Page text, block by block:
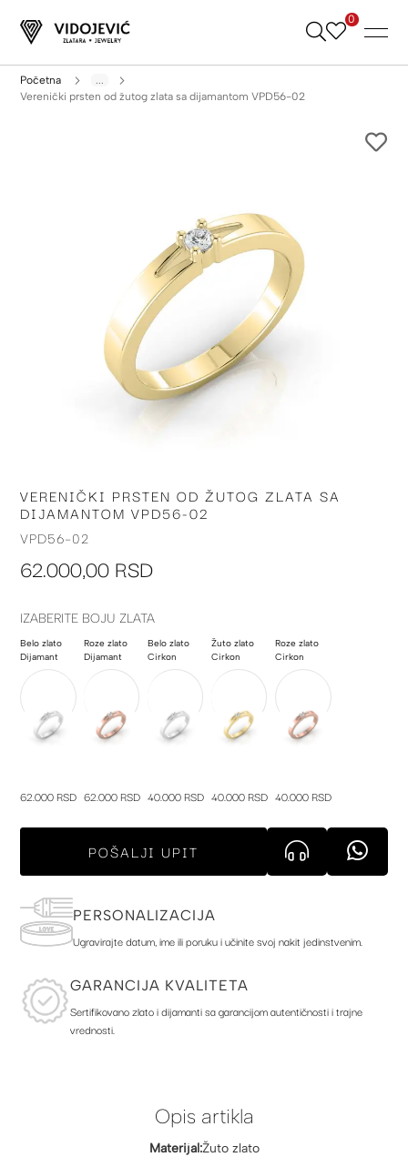
Skip
0
Početna
...
Verenički prsten od žutog zlata sa dijamantom VPD56-02
Skip
to
the
of
gallery
VERENIČKI PRSTEN OD ŽUTOG ZLATA SA
DIJAMANTOM VPD56-02
VPD56-02
62.000,00 RSD
IZABERITE BOJU ZLATA
Belo zlato
Dijamant
62.000 RSD
Roze zlato
Dijamant
62.000 RSD
Belo zlato
Cirkon
40.000 RSD
Žuto zlato
Cirkon
40.000 RSD
Roze zlato
Cirkon
40.000 RSD
POŠALJI UPIT
PERSONALIZACIJA
Ugravirajte datum, ime ili poruku i učinite svoj nakit jedinstvenim.
GARANCIJA KVALITETA
Sertifikovano zlato i dijamanti sa garancijom autentičnosti i trajne
vrednosti.
Opis artikla
Materijal:Žuto zlato